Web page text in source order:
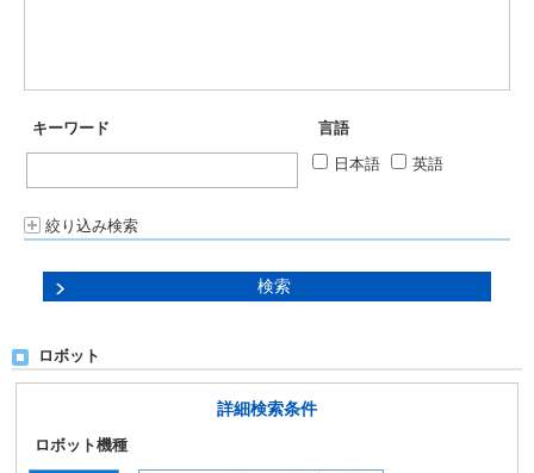
キーワード
言語
日本語
英語
絞り込み検索
ロボット
詳細検索条件
ロボット機種